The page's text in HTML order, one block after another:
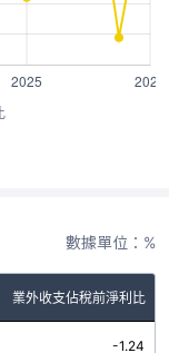
數據單位：%
業外收支佔稅前淨利比
-1.24